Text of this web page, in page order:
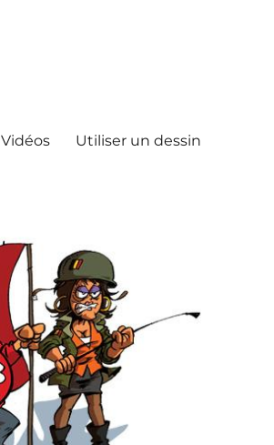
Vidéos Utiliser un dessin